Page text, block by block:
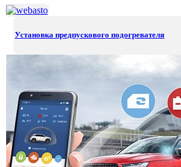
Установка предпускового подогревателя